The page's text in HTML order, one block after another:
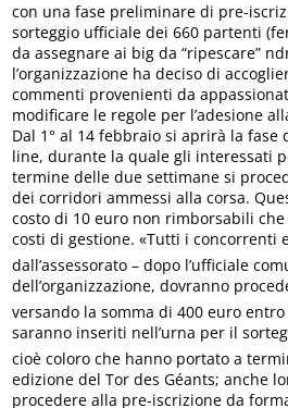
con una fase preliminare di pre-
sorteggio ufficiale dei 660 partenti
da assegnare ai big da “ripescare”
l’organizzazione ha deciso di
commenti provenienti da
modificare le regole per l’adesione
Dal 1° al 14 febbraio si aprirà la fase
line, durante la quale gli interessati
termine delle due settimane si
dei corridori ammessi alla corsa.
costo di 10 euro non rimborsabili
costi di gestione. «Tutti i concorrenti
dall’assessorato – dopo l’ufficiale
dell’organizzazione, dovranno
versando la somma di 400 euro
saranno inseriti nell’urna per il
cioè coloro che hanno portato a
edizione del Tor des Géants; anche
procedere alla pre-iscrizione da